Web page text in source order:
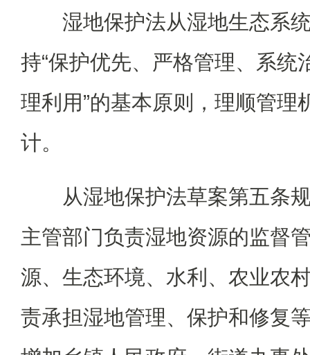
湿地保护法从湿地生态系
持“保护优先、严格管理、系统
理利用”的基本原则，理顺管理
计。
从湿地保护法草案第五条
主管部门负责湿地资源的监督
源、生态环境、水利、农业农
责承担湿地管理、保护和修复